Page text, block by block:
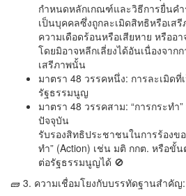
กำหนดหลักเกณฑ์และวิธีการยื่นคำ
เป็นบุคคลซึ่งถูกละเมิดสิทธิหรือเส
ความเดือดร้อนหรือเสียหาย หรืออ
โดยมิอาจหลีกเลี่ยงได้อันเนื่องจาก
เสรีภาพนั้น
มาตรา 48 วรรคหนึ่ง: การละเมิด
รัฐธรรมนูญ
มาตรา 48 วรรคสาม: “การกระทำ
ปัจจุบัน
รับรองสิทธิประชาชนในการร้องข
ทำ” (Action) เช่น มติ กกต. หรือขั้
ต่อรัฐธรรมนูญได้ 🚫
🧱 3. ความเชื่อมโยงกับบรรทัดฐานสำคัญ: